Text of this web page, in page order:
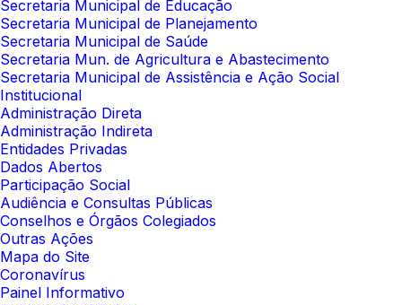
Secretaria Municipal de Educação
Secretaria Municipal de Planejamento
Secretaria Municipal de Saúde
Secretaria Mun. de Agricultura e Abastecimento
Secretaria Municipal de Assistência e Ação Social
Institucional
Administração Direta
Administração Indireta
Entidades Privadas
Dados Abertos
Participação Social
Audiência e Consultas Públicas
Conselhos e Órgãos Colegiados
Outras Ações
Mapa do Site
Coronavírus
Painel Informativo